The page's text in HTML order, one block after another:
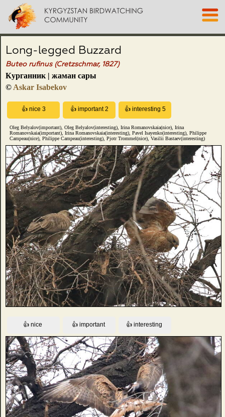
Long-legged Buzzard
Buteo rufinus (Cretzschmar, 1827)
Курганник | жаман сары
© Askar Isabekov
Oleg Belyalov(important), Oleg Belyalov(interesting), Irina Romanovskaia(nice), Irina
Romanovskaia(important), Irina Romanovskaia(interesting), Pavel Isayenko(interesting), Philippe
Campeau(nice), Philippe Campeau(interesting), Pjotr Trommel(nice), Vasilii Bastaev(interesting)